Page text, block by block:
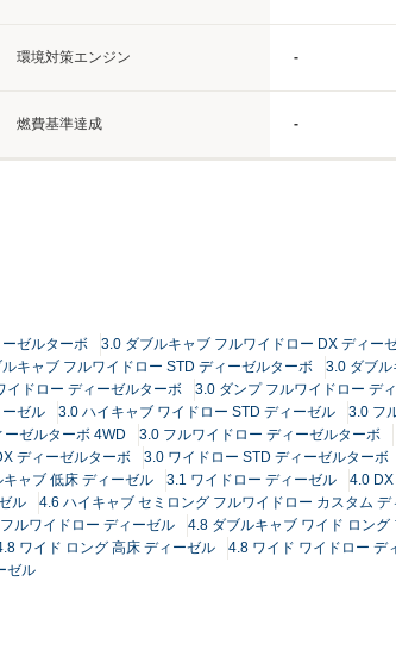
環境対策エンジン -
燃費基準達成 -
ゼルターボ
3.0 ダブルキャブ フルワイドロー DX ディー
キャブ フルワイドロー STD ディーゼルターボ
3.0 ダブル
イドロー ディーゼルターボ
3.0 ダンプ フルワイドロー デ
ゼル 3.0 ハイキャブ ワイドロー STD ディーゼル
3.0 フ
ゼルターボ 4WD
3.0 フルワイドロー ディーゼルターボ
ディーゼルターボ 3.0 ワイドロー STD ディーゼルターボ
ャブ 低床 ディーゼル 3.1 ワイドロー ディーゼル 4.0
ル
4.6 ハイキャブ セミロング フルワイドロー カスタム デ
ルワイドロー ディーゼル
4.8 ダブルキャブ ワイド ロン
ワイド ロング 高床 ディーゼル 4.8 ワイド ワイドロー デ
ゼル